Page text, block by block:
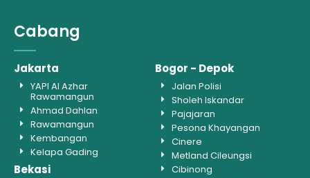
Cabang
Jakarta
YAPI Al Azhar
Rawamangun
Ahmad Dahlan
Rawamangun
Kembangan
Kelapa Gading
Bekasi
Bogor - Depok
Jalan Polisi
Sholeh Iskandar
Pajajaran
Pesona Khayangan
Cinere
Metland Cileungsi
Cibinong